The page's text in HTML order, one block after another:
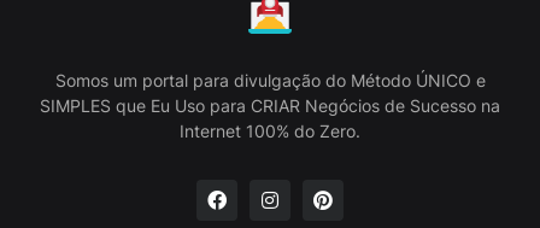
Somos um portal para divulgação do Método ÚNICO e
SIMPLES que Eu Uso para CRIAR Negócios de Sucesso na
Internet 100% do Zero.